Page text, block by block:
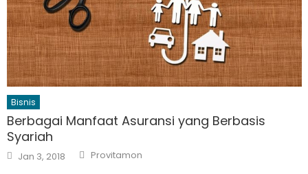
Bisnis
Berbagai Manfaat Asuransi yang Berbasis
Syariah
Posted
on
Jan 3, 2018 Author
Provitamon